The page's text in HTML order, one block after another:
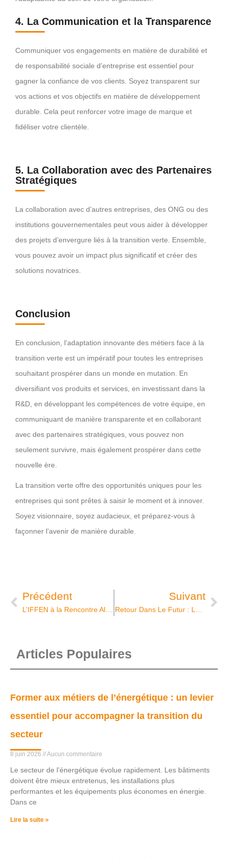
4. La Communication et la Transparence
Communiquer vos engagements en matière de durabilité et
de responsabilité sociale d’entreprise est essentiel pour
gagner la confiance de vos clients. Soyez transparent sur
vos actions et vos objectifs en matière de développement
durable. Cela peut renforcer votre image de marque et
fidéliser votre clientèle.
5. La Collaboration avec des Partenaires
Stratégiques
La collaboration avec d’autres entreprises, des ONG ou des
institutions gouvernementales peut vous aider à développer
des projets d’envergure liés à la transition verte. Ensemble,
vous pouvez avoir un impact plus significatif et créer des
solutions novatrices.
Conclusion
En conclusion, l’adaptation innovante des métiers face à la
transition verte est un impératif pour toutes les entreprises
souhaitant prospérer dans un monde en mutation. En
diversifiant vos produits et services, en investissant dans la
R&D, en développant les compétences de votre équipe, en
communiquant de manière transparente et en collaborant
avec des partenaires stratégiques, vous pouvez non
seulement survivre, mais également prospérer dans cette
nouvelle ère.
La transition verte offre des opportunités uniques pour les
entreprises qui sont prêtes à saisir le moment et à innover.
Soyez visionnaire, soyez audacieux, et préparez-vous à
façonner l’avenir de manière durable.
Précédent Suivant
Articles Populaires
Former aux métiers de l’énergétique : un levier
essentiel pour accompagner la transition du
secteur
8 juin 2026 Aucun commentaire
Le secteur de l’énergétique évolue rapidement. Les bâtiments
doivent être mieux entretenus, les installations plus
performantes et les équipements plus économes en énergie.
Dans ce
Lire la suite »